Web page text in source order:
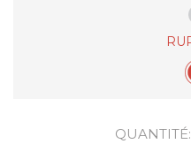
QUANTITÉ: